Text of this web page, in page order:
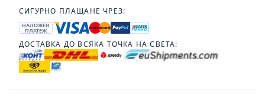
СИГУРНО ПЛАЩАНЕ ЧРЕЗ:
НАЛОЖЕН
ПЛАТЕЖ
ДОСТАВКА ДО ВСЯКА ТОЧКА НА СВЕТА: